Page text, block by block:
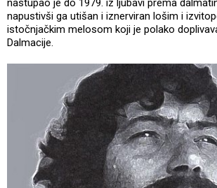
nastupao je do 1979. iz ljubavi prema
napustivši ga utišan i iznerviran lošim i
istočnjačkim melosom koji je polako
Dalmacije.